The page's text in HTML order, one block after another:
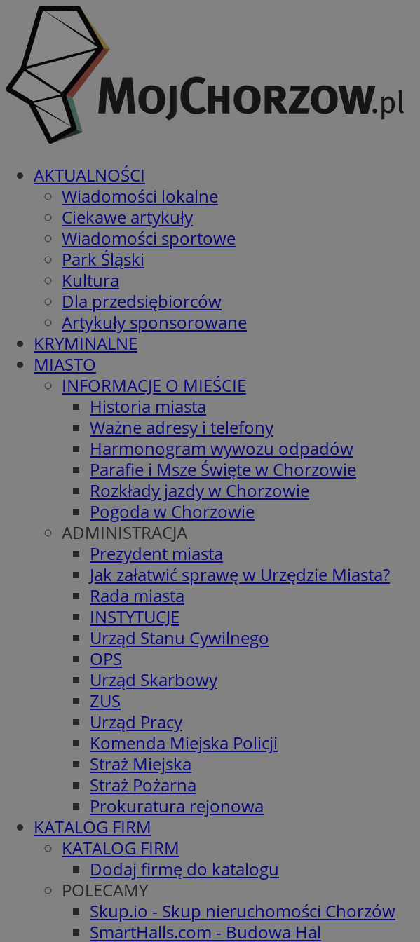
AKTUALNOŚCI
Wiadomości lokalne
Ciekawe artykuły
Wiadomości sportowe
Park Śląski
Kultura
Dla przedsiębiorców
Artykuły sponsorowane
KRYMINALNE
MIASTO
INFORMACJE O MIEŚCIE
Historia miasta
Ważne adresy i telefony
Harmonogram wywozu odpadów
Parafie i Msze Święte w Chorzowie
Rozkłady jazdy w Chorzowie
Pogoda w Chorzowie
ADMINISTRACJA
Prezydent miasta
Jak załatwić sprawę w Urzędzie Miasta?
Rada miasta
INSTYTUCJE
Urząd Stanu Cywilnego
OPS
Urząd Skarbowy
ZUS
Urząd Pracy
Komenda Miejska Policji
Straż Miejska
Straż Pożarna
Prokuratura rejonowa
KATALOG FIRM
KATALOG FIRM
Dodaj firmę do katalogu
POLECAMY
Skup.io - Skup nieruchomości Chorzów
SmartHalls.com - Budowa Hal